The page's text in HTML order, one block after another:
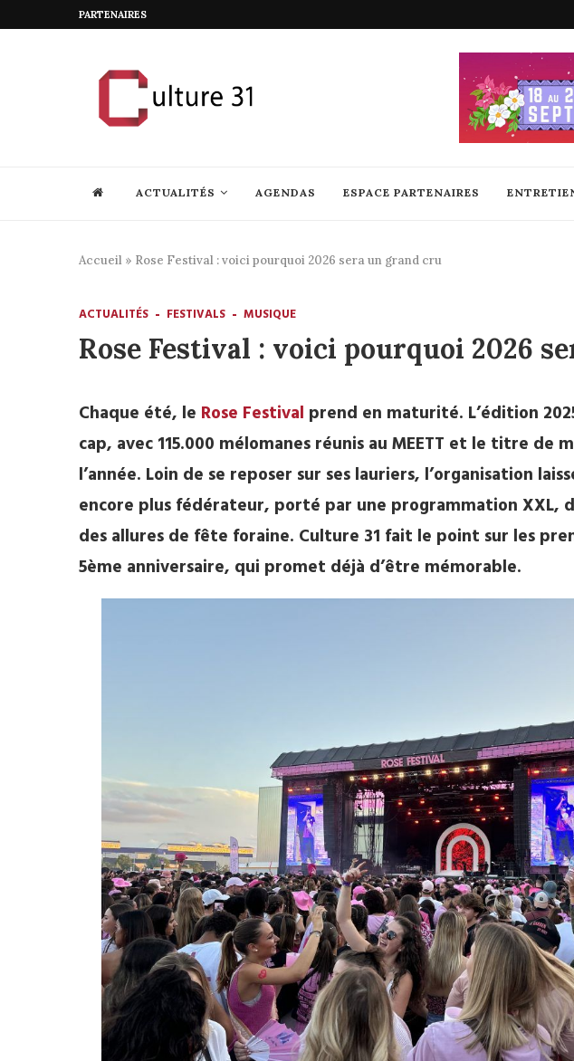
PARTENAIRES
ACTUALITÉS AGENDAS ESPACE PARTENAIRES
Accueil » Rose Festival : voici pourquoi 2026 sera un grand cru
ACTUALITÉS FESTIVALS MUSIQUE
Rose Festival : voici pourquoi 2026
Chaque été, le Rose Festival prend en maturité. L’édition
cap, avec 115.000 mélomanes réunis au MEETT et le titre de
l’année. Loin de se reposer sur ses lauriers, l’organisation
encore plus fédérateur, porté par une programmation XXL,
des allures de fête foraine. Culture 31 fait le point sur les
5ème anniversaire, qui promet déjà d’être mémorable.